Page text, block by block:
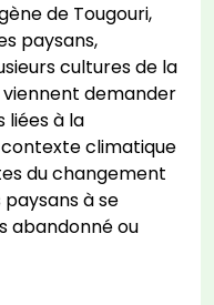
de Tougouri,
paysans,
cultures de la
viennent demander
liées à la
climatique
du changement
à se
abandonné ou